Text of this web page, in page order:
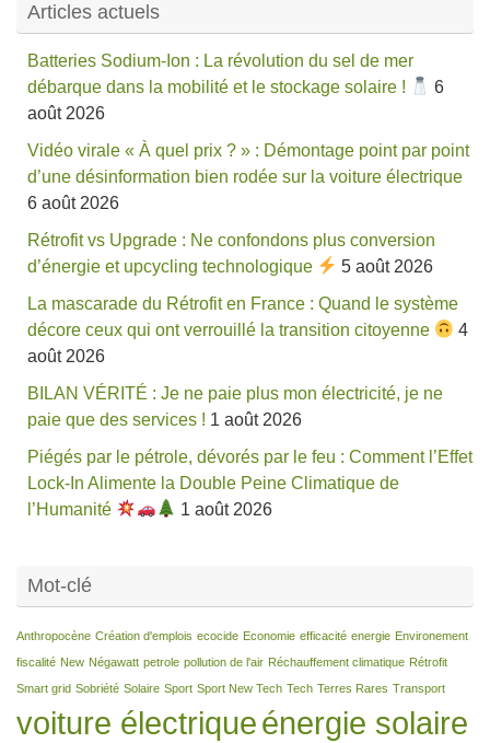
Articles actuels
Batteries Sodium-Ion : La révolution du sel de mer
débarque dans la mobilité et le stockage solaire !
6
août 2026
Vidéo virale « À quel prix ? » : Démontage point par point
d’une désinformation bien rodée sur la voiture électrique
6 août 2026
Rétrofit vs Upgrade : Ne confondons plus conversion
d’énergie et upcycling technologique
5 août 2026
La mascarade du Rétrofit en France : Quand le système
décore ceux qui ont verrouillé la transition citoyenne
4
août 2026
BILAN VÉRITÉ : Je ne paie plus mon électricité, je ne
paie que des services ! 1 août 2026
Piégés par le pétrole, dévorés par le feu : Comment l’Effet
Lock-In Alimente la Double Peine Climatique de
l’Humanité
1 août 2026
Mot-clé
Anthropocène Création d'emplois ecocide Economie efficacité energie Environement
fiscalité New Négawatt petrole pollution de l'air Réchauffement climatique Rétrofit
Smart grid Sobriété Solaire Sport Sport New Tech Tech Terres Rares Transport
voiture électriqueénergie solaire